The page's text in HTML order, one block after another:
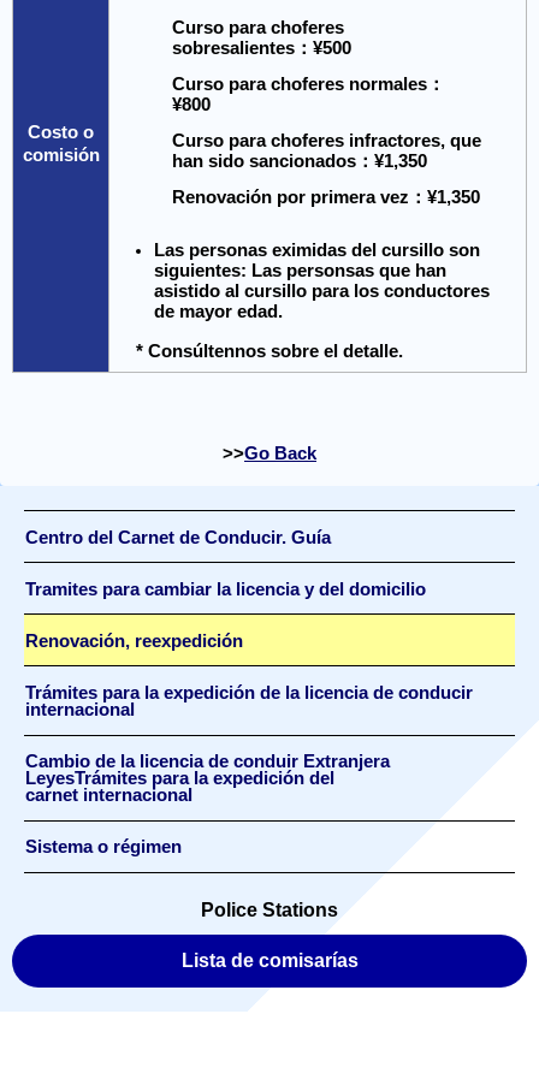
Costo o
comisión
Curso para choferes
sobresalientes：¥500
Curso para choferes normales：
¥800
Curso para choferes infractores, que
han sido sancionados：¥1,350
Renovación por primera vez：¥1,350
Las personas eximidas del cursillo son
siguientes: Las personsas que han
asistido al cursillo para los conductores
de mayor edad.
* Consúltennos sobre el detalle.
Go Back
Centro del Carnet de Conducir. Guía
Tramites para cambiar la licencia y del domicilio
Renovación, reexpedición
Trámites para la expedición de la licencia de conducir
internacional
Cambio de la licencia de conduir Extranjera
LeyesTrámites para la expedición del
carnet internacional
Sistema o régimen
Police Stations
Lista de comisarías